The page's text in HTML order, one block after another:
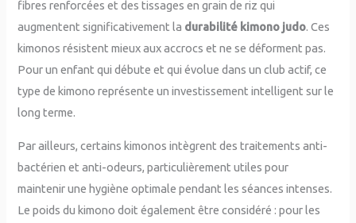
fibres renforcées et des tissages en grain de riz qui
augmentent significativement la durabilité kimono judo. Ces
kimonos résistent mieux aux accrocs et ne se déforment pas.
Pour un enfant qui débute et qui évolue dans un club actif, ce
type de kimono représente un investissement intelligent sur le
long terme.
Par ailleurs, certains kimonos intègrent des traitements anti-
bactérien et anti-odeurs, particulièrement utiles pour
maintenir une hygiène optimale pendant les séances intenses.
Le poids du kimono doit également être considéré : pour les